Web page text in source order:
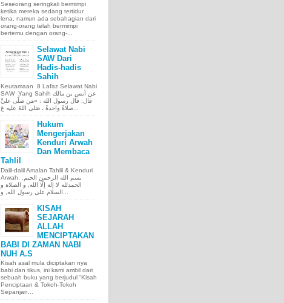
Seseorang seringkali bermimpi
ketika mereka sedang tertidur
lena, namun ada sebahagian dari
orang-orang telah bermimpi
bertemu dengan orang-...
Selawat Nabi
SAW Dari
Hadis-hadis
Sahih
Keutamaan 8 Lafaz Selawat Nabi
SAW Yang Sahih عن أنس بن مالك
قال: قال رسول الله : «مَن صلَّى عليَّ
Hukum
Mengerjakan
Kenduri Arwah
Dan Membaca
Tahlil
Dalil-dalil Amalan Tahlil & Kenduri
Arwah. بسم الله الرحمن الحيم.
الحمدلله لا إله إلّا الله, و الصلاة و
KISAH
SEJARAH
ALLAH
MENCIPTAKAN
BABI DI ZAMAN NABI
NUH A.S
Kisah asal mula diciptakan nya
babi dan tikus, ini kami ambil dari
sebuah buku yang berjudul “Kisah
Penciptaan & Tokoh-Tokoh
Sepanjan...